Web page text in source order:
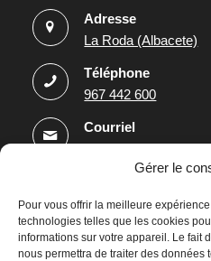
Gérer le
Pour vous offrir la meilleure
technologies telles que les cookies
informations sur votre appareil. Le fait
nous permettra de traiter des données
Adresse
La Roda (Albacete)
Téléphone
967 442 600
Courriel
Informations
Avis juridique
Politique de confidentialité